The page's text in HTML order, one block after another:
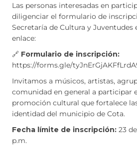
Las personas interesadas en
diligenciar el formulario de
Secretaría de Cultura y Juventudes
enlace:
🔗 Formulario de inscripción:
https://forms.gle/
Invitamos a músicos, artistas,
comunidad en general a participar
promoción cultural que fortalece
identidad del municipio de Cota.
Fecha límite de inscripción: 23
p.m.